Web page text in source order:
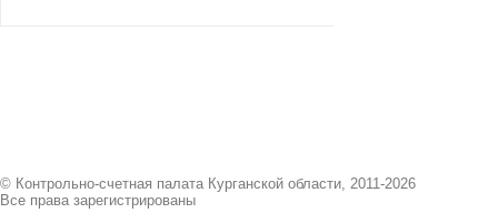
© Контрольно-счетная палата Курганской области, 2011-2026
Все права зарегистрированы